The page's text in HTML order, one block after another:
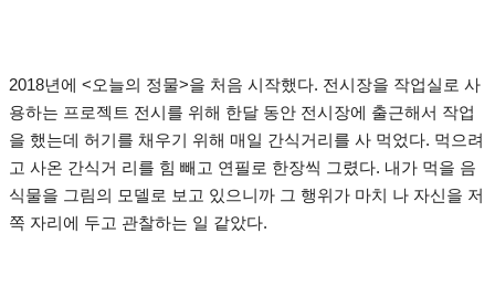
2018년에 <오늘의 정물>을 처음 시작했다. 전시장을 작업실로 사
용하는 프로젝트 전시를 위해 한달 동안 전시장에 출근해서 작업
을 했는데 허기를 채우기 위해 매일 간식거리를 사 먹었다. 먹으려
고 사온 간식거 리를 힘 빼고 연필로 한장씩 그렸다. 내가 먹을 음
식물을 그림의 모델로 보고 있으니까 그 행위가 마치 나 자신을 저
쪽 자리에 두고 관찰하는 일 같았다.